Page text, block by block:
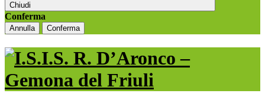
Chiudi
Conferma
Annulla Conferma